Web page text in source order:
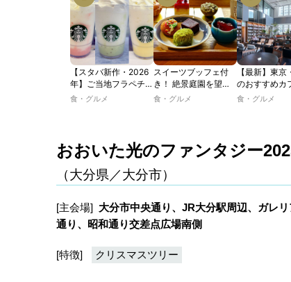
【スタバ新作・2026
年】ご当地フラペチー
ノが新登場！ 地域と
PROGRAM」が青
森・群馬・沖縄で始
食レポート
食・グルメ
スイーツブッフェ付
き！ 絶景庭園を望む
ホテルレストランで味
食・グルメ
【最新】東京
のおすすめカ
選｜ひとりで
ルラウンジま
食・グルメ
おおいた光のファンタジー
（大分県／大分市）
[主会場] 大分市中央通り、JR大分駅周辺、ガレ
通り、昭和通り交差点広場南側
[特徴] クリスマスツリー